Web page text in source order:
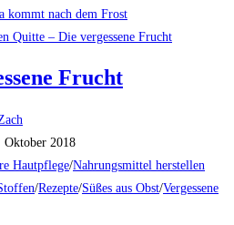
kommt nach dem Frost
Frucht
Oktober 2018
Hautpflege/Nahrungsmittel herstellen
/Rezepte/Süßes aus Obst/Vergessene